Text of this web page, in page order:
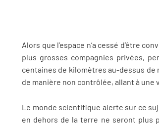
Alors que l’espace n’a cessé d’être
plus grosses compagnies privées,
centaines de kilomètres au-dessus
de manière non contrôlée, allant à une
Le monde scientifique alerte sur ce
en dehors de la terre ne seront plus